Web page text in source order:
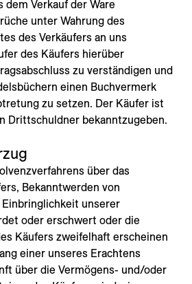
Verkauf der Ware
unter Wahrung des
des Verkäufers an uns
des Käufers hierüber
zu verständigen und
einen Buchvermerk
zu setzen. Der Käufer ist
Drittschuldner bekanntzugeben.
über das
Bekanntwerden von
unserer
oder erschwert oder die
Käufers zweifelhaft erscheinen
einer unseres Erachtens
über die Vermögens- und/oder